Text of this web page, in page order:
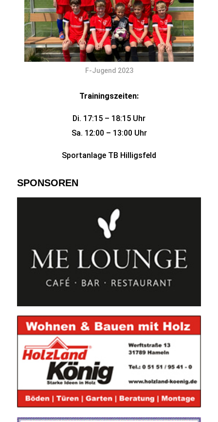
F-Jugend 2023
Trainingszeiten:
Di. 17:15 – 18:15 Uhr
Sa. 12:00 – 13:00 Uhr
Sportanlage TB Hilligsfeld
SPONSOREN